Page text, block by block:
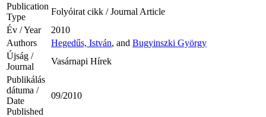
Publication
Type
Folyóirat cikk / Journal Article
Év / Year
2010
Authors
Hegedűs, István, and Bugyinszki György
Újság /
Journal
Vasárnapi Hírek
Publikálás
dátuma /
Date
Published
09/2010